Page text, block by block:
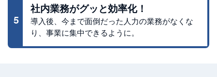
5
社内業務がグッと効率化！
導入後、今まで面倒だった人力の業務がなくな
り、事業に集中できるように。